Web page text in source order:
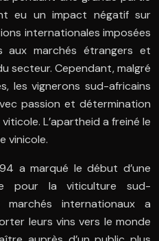
eu un impact négatif sur
internationales imposées
aux marchés étrangers et
secteur. Cependant, malgré
les vignerons sud-africains
passion et détermination
L’apartheid a freiné le
vinicole.
a marqué le début d’une
pour la viticulture sud-
marchés internationaux a
leurs vins vers le monde